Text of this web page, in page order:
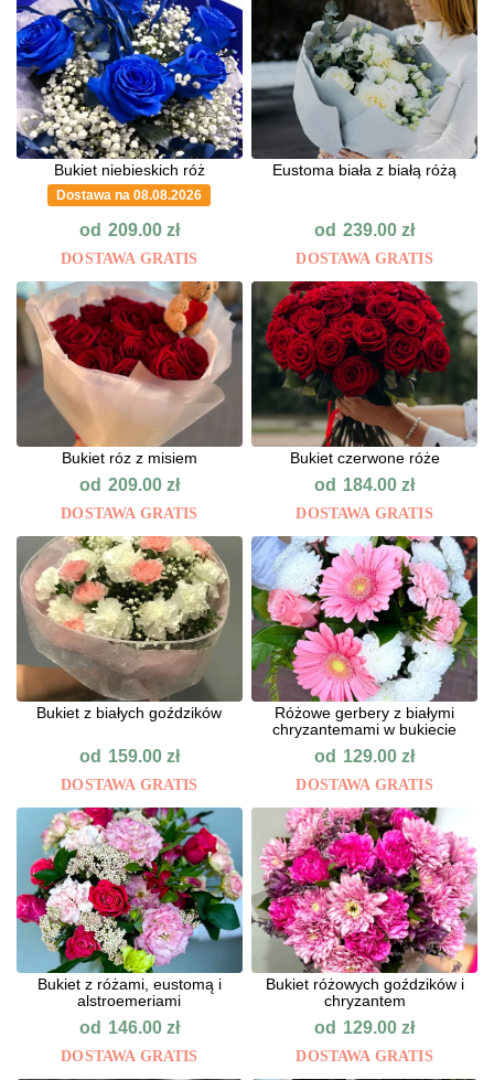
Bukiet niebieskich róż
Dostawa na 08.08.2026
od 209.00 zł
DOSTAWA GRATIS
Eustoma biała z białą różą
od 239.00zł
DOSTAWA GRATIS
Bukiet róz z misiem
od 209.00 zł
DOSTAWA GRATIS
Bukiet czerwone róże
od 184.00zł
DOSTAWA GRATIS
Bukiet z białych goździków
od 159.00 zł
DOSTAWA GRATIS
Różowe gerbery z białymi
chryzantemami w bukiecie
od 129.00zł
DOSTAWA GRATIS
Bukiet z różami, eustomą i
alstroemeriami
od 146.00 zł
DOSTAWA GRATIS
Bukiet różowych goździków i
chryzantem
od 129.00zł
DOSTAWA GRATIS